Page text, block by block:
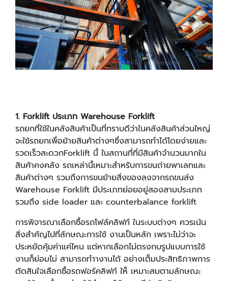
1. Forklift ประเภท Warehouse Forklift
รถยกที่ใช้ในคลังสินค้าเป็นที่ทราบดีว่าในคลังสินค้าส่วนใหญ่
จะใช้รถยกเพื่อย้ายสินค้าต่างๆซึ่งสามารถทําได้โดยง่ายและ
รวดเร็วสะดวกForklift นี้ ในสถานที่ที่มีสินค้าจํานวนมากใน
สินค้าคงคลัง รถเหล่านี้เหมาะสําหรับการขนถ่ายพาเลทและ
สินค้าต่างๆ รวมถึงการขนย้ายสิ่งของลงจากรถขนส่ง
Warehouse Forklift มีประเภทย่อยอยู่สองสามประเภท
รวมถึง side loader และ counterbalance forklift
การพิจารณาเลือกซื้อรถโฟล์คลิฟท์ ในระบบต่างๆ ควรเน้น
สิ่งสำคัญไปที่ลักษณะการใช้ งานเป็นหลัก เพราะไม่ว่าจะ
ประหยัดคุ้มค่าแค่ไหน แต่หากเลือกไม่ตรงกบรูปแบบการใช้
งานก็ย่อมไม่ สามารถทำางานได้ อย่างเต็มประสิทธิภาพการ
ตัดสินใจเลือกซื้อรถฟอร์คลิฟท์ ให็ เหมาะสมตามลักษณะ